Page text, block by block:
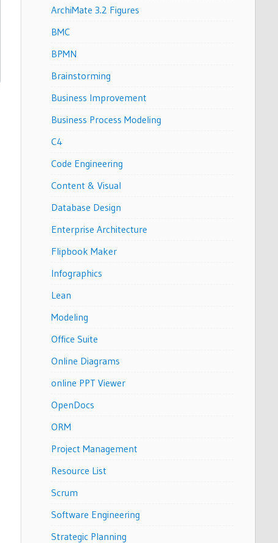
ArchiMate 3.2 Figures
BMC
BPMN
Brainstorming
Business Improvement
Business Process Modeling
C4
Code Engineering
Content & Visual
Database Design
Enterprise Architecture
Flipbook Maker
Infographics
Lean
Modeling
Office Suite
Online Diagrams
online PPT Viewer
OpenDocs
ORM
Project Management
Resource List
Scrum
Software Engineering
Strategic Planning